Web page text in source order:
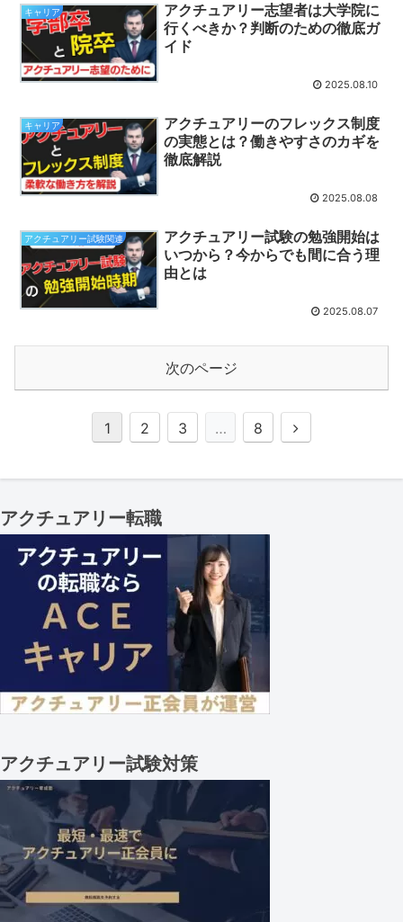
キャリア
アクチュアリー志望者は大学院に
行くべきか？判断のための徹底ガ
イド
2025.08.10
キャリア
アクチュアリーのフレックス制度
の実態とは？働きやすさのカギを
徹底解説
2025.08.08
アクチュアリー試験関連
アクチュアリー試験の勉強開始は
いつから？今からでも間に合う理
由とは
2025.08.07
次のページ
1 2 3 … 8
アクチュアリー転職
アクチュアリー試験対策